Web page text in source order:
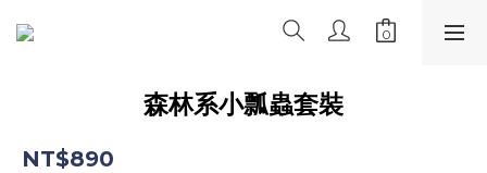
森林系小瓢蟲套裝
NT$890